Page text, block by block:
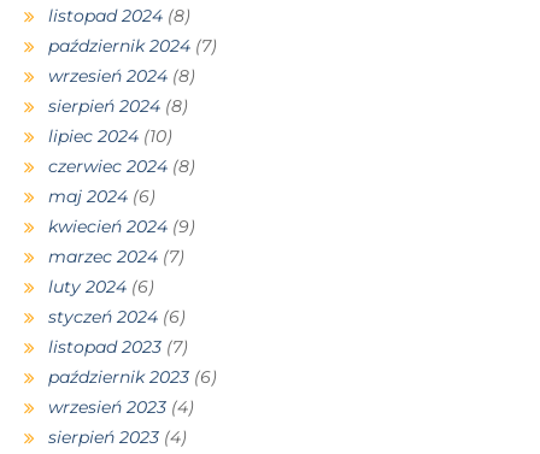
listopad 2024 (8)
październik 2024 (7)
wrzesień 2024 (8)
sierpień 2024 (8)
lipiec 2024 (10)
czerwiec 2024 (8)
maj 2024 (6)
kwiecień 2024 (9)
marzec 2024 (7)
luty 2024 (6)
styczeń 2024 (6)
listopad 2023 (7)
październik 2023 (6)
wrzesień 2023 (4)
sierpień 2023 (4)